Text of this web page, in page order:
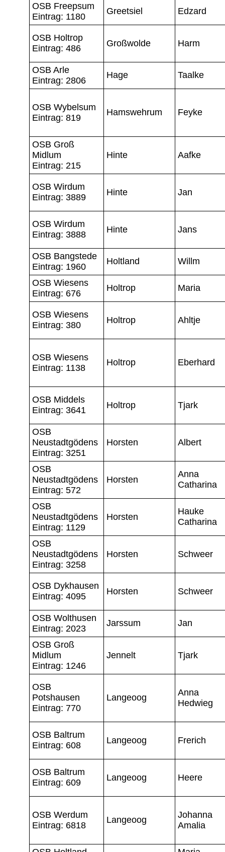
OSB Freepsum
Eintrag: 1180
Greetsiel Edzard
OSB Holtrop
Eintrag: 486
Großwolde Harm
OSB Arle
Eintrag: 2806
Hage Taalke
OSB Wybelsum
Eintrag: 819
Hamswehrum Feyke
OSB Groß
Midlum
Eintrag: 215
Hinte Aafke
OSB Wirdum
Eintrag: 3889
Hinte Jan
OSB Wirdum
Eintrag: 3888
Hinte Jans
OSB Bangstede
Eintrag: 1960
Holtland Willm
OSB Wiesens
Eintrag: 676
Holtrop Maria
OSB Wiesens
Eintrag: 380
Holtrop Ahltje
OSB Wiesens
Eintrag: 1138
Holtrop Eberhard
OSB Middels
Eintrag: 3641
Holtrop Tjark
OSB
Neustadtgödens
Eintrag: 3251
Horsten Albert
OSB
Neustadtgödens
Eintrag: 572
Horsten
Anna
Catharina
OSB
Neustadtgödens
Eintrag: 1129
Horsten
Hauke
Catharina
OSB
Neustadtgödens
Eintrag: 3258
Horsten Schweer
OSB Dykhausen
Eintrag: 4095
Horsten Schweer
OSB Wolthusen
Eintrag: 2023
Jarssum Jan
OSB Groß
Midlum
Eintrag: 1246
Jennelt Tjark
OSB
Potshausen
Eintrag: 770
Langeoog
Anna
Hedwieg
OSB Baltrum
Eintrag: 608
Langeoog Frerich
OSB Baltrum
Eintrag: 609
Langeoog Heere
OSB Werdum
Eintrag: 6818
Langeoog
Johanna
Amalia